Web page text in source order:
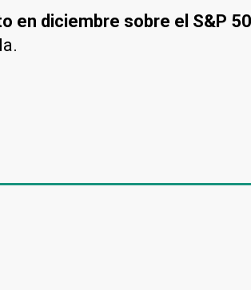
en diciembre sobre el S&P